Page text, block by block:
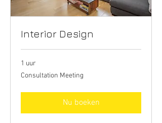
Interior Design
1 uur
Consultation
Meeting
Consultation Meeting
Nu boeken